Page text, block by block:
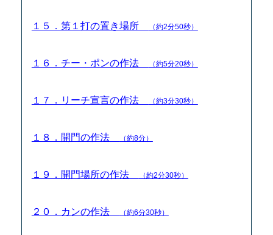
１５．第１打の置き場所 （約2分50秒）
１６．チー・ポンの作法 （約5分20秒）
１７．リーチ宣言の作法 （約3分30秒）
１８．開門の作法 （約8分）
１９．開門場所の作法 （約2分30秒）
２０．カンの作法 （約6分30秒）